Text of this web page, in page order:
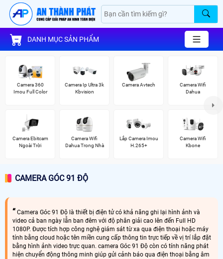
DANH MỤC SẢN PHẨM
Camera 360
Imou Full Color
Camera Ip Ultra 3k
Kbvision
Camera Avtech
Camera Wifi
Dahua
Camera Ebitcam
Ngoài Trời
Camera Wifi
Dahua Trong Nhà
Lắp Camera Imou
H.265+
Camera Wifi
Kbone
CAMERA GÓC 91 ĐỘ
Camera Góc 91 Độ là thiết bị điện tử có khả năng ghi lại hình ảnh và
video cả ban ngày lẫn ban đêm với độ phân giải cao lên đến Full HD
1080P. Được tích hợp công nghệ giám sát từ xa qua điện thoại hoặc máy
tính bằng cloud hoặc tên miền cung cấp thông tin trực tiếp về vị trí lắp đặt
bằng hình ảnh video trực quan. camera Góc 91 Độ còn có tính năng phát
hiện chuyển động thông minh giúp gửi cảnh báo qua điện thoại bằng âm